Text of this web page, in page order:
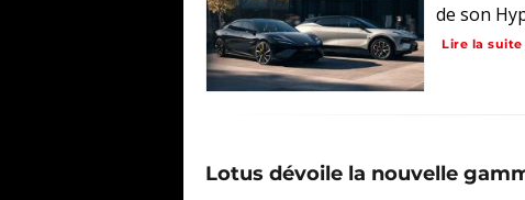
de son
Lire la suite
Lotus dévoile la nouvelle